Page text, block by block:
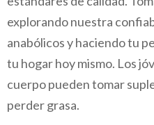
explorando nuestra
anabólicos y haciendo tu
tu hogar hoy mismo. Los
cuerpo pueden tomar
perder grasa.